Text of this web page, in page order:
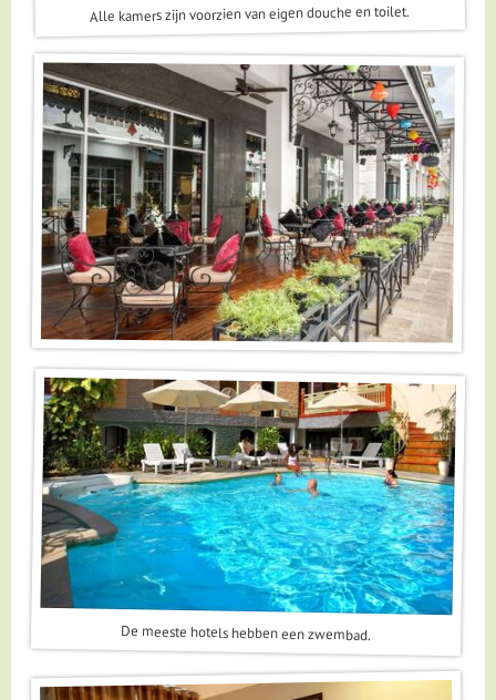
Alle kamers zijn voorzien van eigen douche en toilet.
De meeste hotels hebben een zwembad.